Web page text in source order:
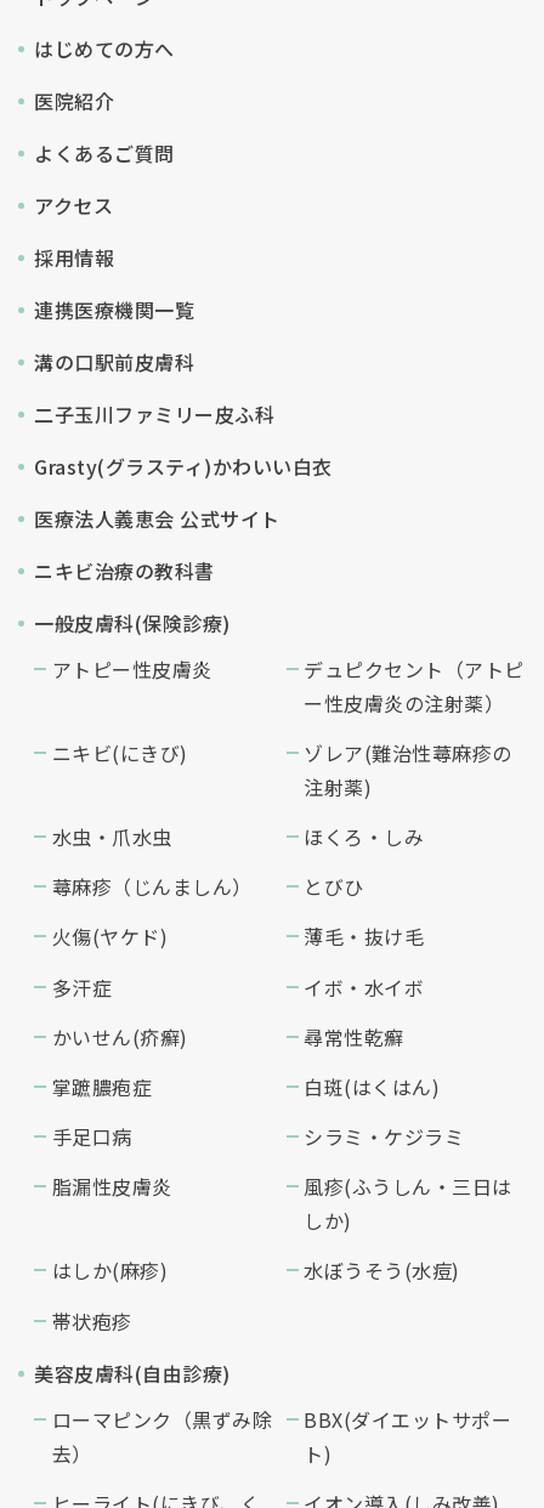
はじめての方へ
医院紹介
よくあるご質問
アクセス
採用情報
連携医療機関一覧
溝の口駅前皮膚科
二子玉川ファミリー皮ふ科
Grasty(グラスティ)かわいい白衣
医療法人義恵会 公式サイト
ニキビ治療の教科書
一般皮膚科(保険診療)
アトピー性皮膚炎
デュピクセント（アトピ
ー性皮膚炎の注射薬）
ニキビ(にきび)
ゾレア(難治性蕁麻疹の
注射薬)
水虫・爪水虫
ほくろ・しみ
蕁麻疹（じんましん）
とびひ
火傷(ヤケド)
薄毛・抜け毛
多汗症
イボ・水イボ
かいせん(疥癬)
尋常性乾癬
掌蹠膿疱症
白斑(はくはん)
手足口病
シラミ・ケジラミ
脂漏性皮膚炎
風疹(ふうしん・三日は
しか)
はしか(麻疹)
水ぼうそう(水痘)
帯状疱疹
美容皮膚科(自由診療)
ローマピンク（黒ずみ除
去）
BBX(ダイエットサポー
ト)